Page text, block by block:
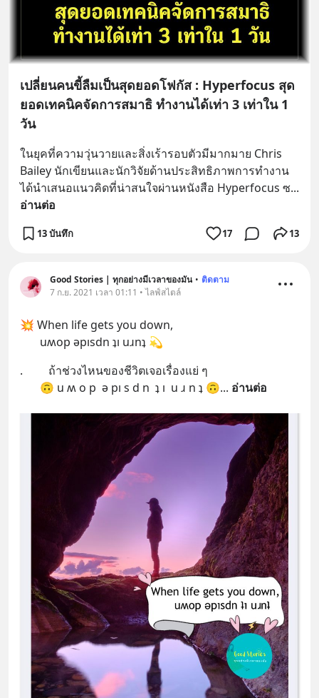
เปลี่ยนคนขี้ลืมเป็นสุดยอดโฟกัส : Hyperfocus สุด
ยอดเทคนิคจัดการสมาธิ ทำงานได้เท่า 3 เท่าใน 1
วัน
ในยุคที่ความวุ่นวายและสิ่งเร้ารอบตัวมีมากมาย Chris
Bailey นักเขียนและนักวิจัยด้านประสิทธิภาพการทำงาน
ได้นำเสนอแนวคิดที่น่าสนใจผ่านหนังสือ Hyperfocus ซ
อ่านต่อ
13 บันทึก 17 13
Good Stories | ทุกอย่างมีเวลาของมัน • ติดตาม
7 ก.ย. 2021 เวลา 01:11 • ไลฟ์สไตล์
💥 When life gets you down,
       uʍop ǝpısdn ʇı uɹnʇ 💫
.         ถ้าช่วงไหนของชีวิตเจอเรื่องแย่ ๆ
       🙃 u ʍ o p  ǝ pı s d n  ʇ ı  u ɹ n ʇ 🙃
... อ่านต่อ